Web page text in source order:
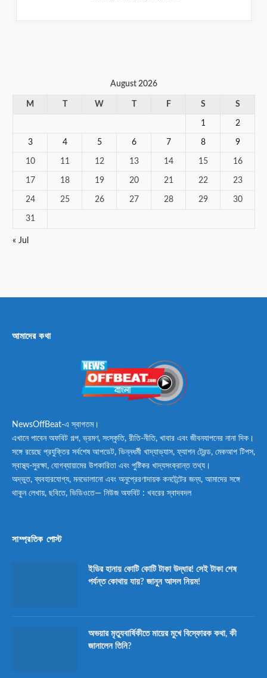
August 2026
M T W T F S S
1 2
3 4 5 6 7 8 9
10 11 12 13 14 15 16
17 18 19 20 21 22 23
24 25 26 27 28 29 30
31
« Jul
আমাদের কথা
NewsOffBeat-এ স্বাগতম।
এখানে পাবেন অফবিট গল্প, ভ্রমণ, সংস্কৃতি, রীতি-নীতি, খাবার এবং জীবনযাপনের নানা দিক।
সঙ্গে রয়েছে প্রযুক্তির সর্বশেষ আপডেট, ভিন্নধর্মী খাদ্যাভ্যাস, ফ্যাশন ট্রেন্ড, মেকআপ টিপস,
স্বাস্থ্য-সুরক্ষা, যোগব্যায়ামের উপকারিতা এবং পুষ্টিকর খাদ্যসংক্রান্ত তথ্য।
অদ্ভুত, ব্যবহারযোগ্য, মনভোলানো এবং অনুপ্রেরণাদায়ক কনটেন্টের জন্য, আমাদের সঙ্গে
থাকুন লেখায়, ছবিতে, ভিডিওতে— নিউজ অফবিট : খবরের স্বাদবদল
সাম্প্রতিক পোস্ট
ইডির হানায় কোটি কোটি টাকা উদ্ধার! সেই টাকা শেষ
পর্যন্ত কোথায় যায়? জানুন আসল নিয়ম!
অভয়ার মৃত্যুবার্ষিকীতে মায়ের মুখে বিস্ফোরক কথা, কী
জানালেন তিনি?